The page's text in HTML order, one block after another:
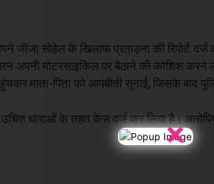
×
सोहेल के खिलाफ प्रताड़ना की रिपोर्ट दर्ज
अपनी मोटरसाइकिल पर बैठाने की कोशिश
माता-पिता को आपबीती सुनाई, जिसके बाद
धाराओं के तहत केस दर्ज कर लिया है।